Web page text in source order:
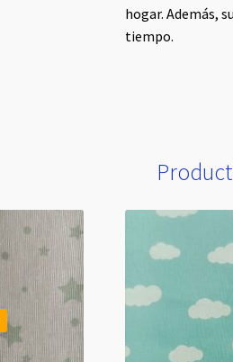
hogar. Además,
tiempo.